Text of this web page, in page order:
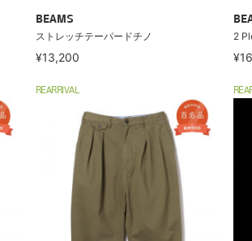
BEAMS
ストレッチテーパードチノ
¥13,200
2
REARRIVAL